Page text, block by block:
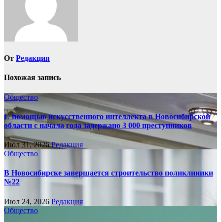
От Редакция
Похожая запись
Общество
С помощью искусственного интеллекта в Новосибирской
области с начала года задержано 3 000 преступников
Июл 31, 2026Редакция
Общество
В Новосибирске завершается строительство поликлиники
№22
Июл 24, 2026 Редакция
Общество